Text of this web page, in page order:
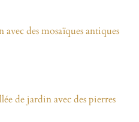
avec des mosaïques antiques
de jardin avec des pierres